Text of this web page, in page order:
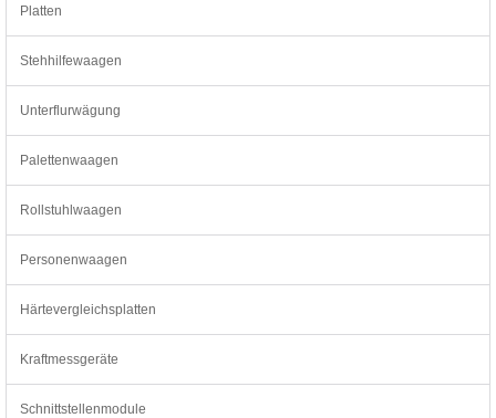
Platten
Stehhilfewaagen
Unterflurwägung
Palettenwaagen
Rollstuhlwaagen
Personenwaagen
Härtevergleichsplatten
Kraftmessgeräte
Schnittstellenmodule